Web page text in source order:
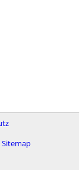
Sitemap